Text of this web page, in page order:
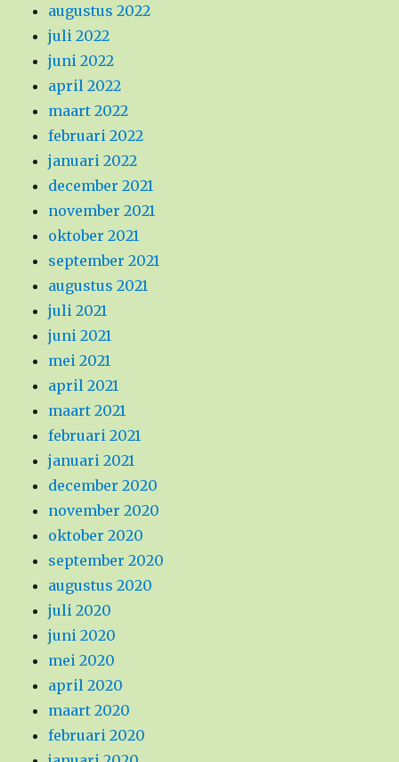
augustus 2022
juli 2022
juni 2022
april 2022
maart 2022
februari 2022
januari 2022
december 2021
november 2021
oktober 2021
september 2021
augustus 2021
juli 2021
juni 2021
mei 2021
april 2021
maart 2021
februari 2021
januari 2021
december 2020
november 2020
oktober 2020
september 2020
augustus 2020
juli 2020
juni 2020
mei 2020
april 2020
maart 2020
februari 2020